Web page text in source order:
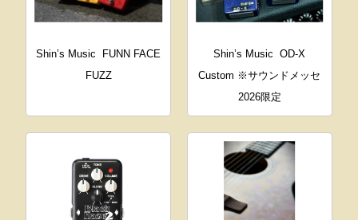
Shin’s Music
FUNN FACE
FUZZ
Shin’s Music
OD-X
Custom ※サウンドメッセ
2026限定